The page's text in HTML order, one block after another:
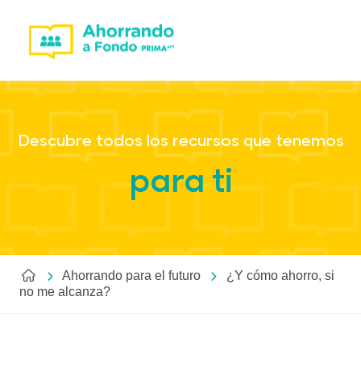
Descubre todos los recursos que tenemos
para ti
Ahorrando para el futuro
¿Y cómo ahorro, si
no me alcanza?